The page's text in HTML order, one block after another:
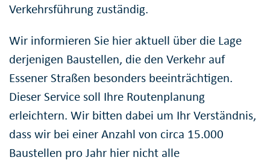
Verkehrsführung zuständig.
Wir informieren Sie hier aktuell über die Lage
derjenigen Baustellen, die den Verkehr auf
Essener Straßen besonders beeinträchtigen.
Dieser Service soll Ihre Routenplanung
erleichtern. Wir bitten dabei um Ihr Verständnis,
dass wir bei einer Anzahl von circa 15.000
Baustellen pro Jahr hier nicht alle